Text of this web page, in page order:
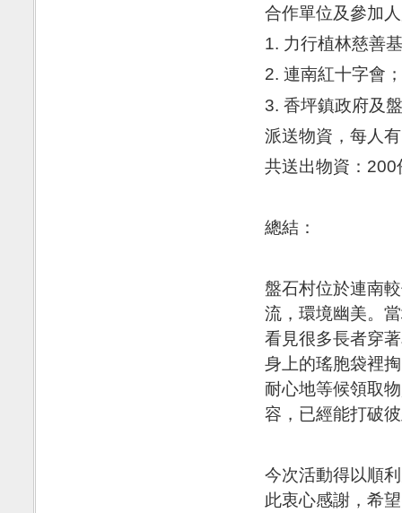
合作單位及參加
1. 力行植林慈善
2. 連南紅十字會
3. 香坪鎮政府及
派送物資，每人
共送出物資：200
總結：
盤石村位於連南
流，環境幽美。
看見很多長者穿
身上的瑤胞袋裡
耐心地等候領取
容，已經能打破
今次活動得以順
此衷心感謝，希